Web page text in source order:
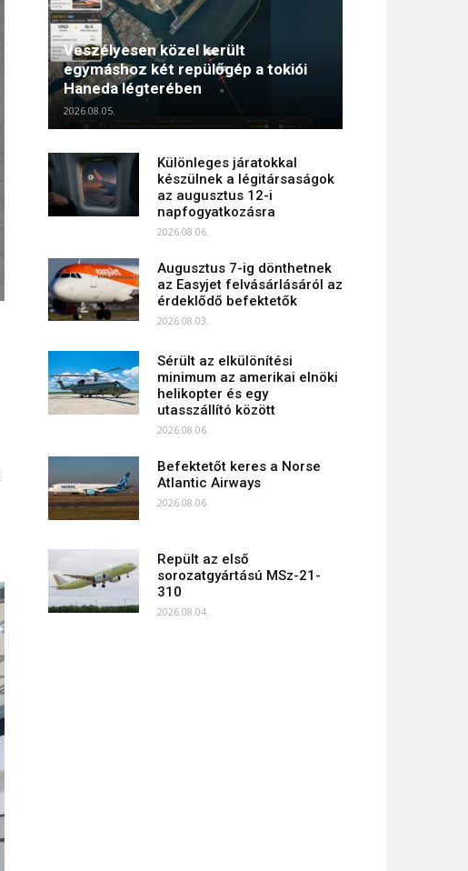
Veszélyesen közel került
egymáshoz két repülőgép a tokiói
Haneda légterében
2026.08.05.
Különleges járatokkal
készülnek a légitársaságok
az augusztus 12-i
napfogyatkozásra
2026.08.06.
Augusztus 7-ig dönthetnek
az Easyjet felvásárlásáról az
érdeklődő befektetők
2026.08.03.
Sérült az elkülönítési
minimum az amerikai elnöki
helikopter és egy
utasszállító között
2026.08.06.
Befektetőt keres a Norse
Atlantic Airways
2026.08.06.
Repült az első
sorozatgyártású MSz-21-
310
2026.08.04.